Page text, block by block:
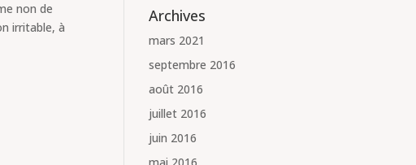
non de
irritable, à
Archives
mars 2021
septembre 2016
août 2016
juillet 2016
juin 2016